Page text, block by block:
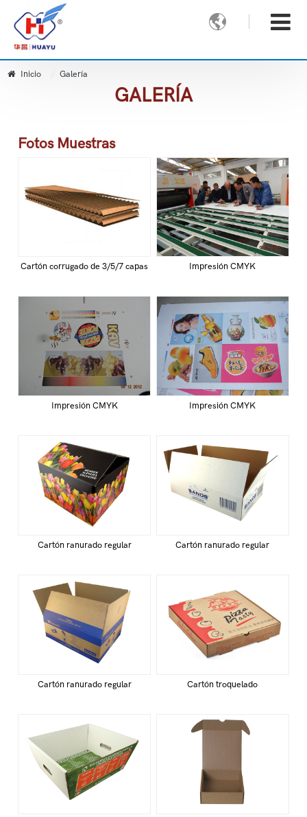

Inicio Galería
GALERÍA
Fotos Muestras
Cartón corrugado de 3/5/7 capas Impresión CMYK
Impresión CMYK Impresión CMYK
Cartón ranurado regular Cartón ranurado regular
Cartón ranurado regular Cartón troquelado